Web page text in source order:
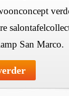
San Marco.